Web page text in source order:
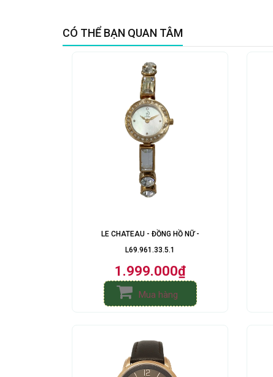
CÓ THỂ BẠN QUAN TÂM
LE CHATEAU - ĐỒNG HỒ NỮ -
L69.961.33.5.1
1.999.000₫
Mua hàng